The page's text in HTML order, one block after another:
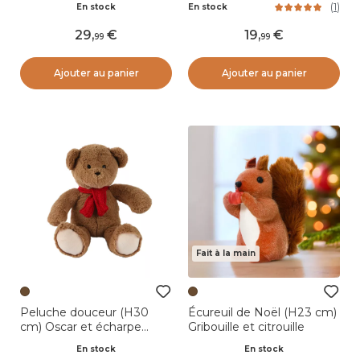
En stock
29,99
Ajouter au panier
En stock (1)
19,99
Ajouter au panier
Peluche douceur (H30
cm) Oscar et écharpe
En stock
Fait à la main
Écureuil de Noël (H23 cm)
Gribouille et citrouille
En stock